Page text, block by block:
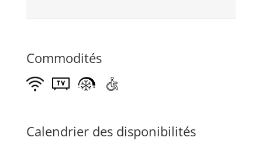
Commodités
Calendrier des disponibilités